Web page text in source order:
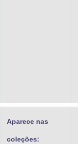
Aparece nas
coleções: